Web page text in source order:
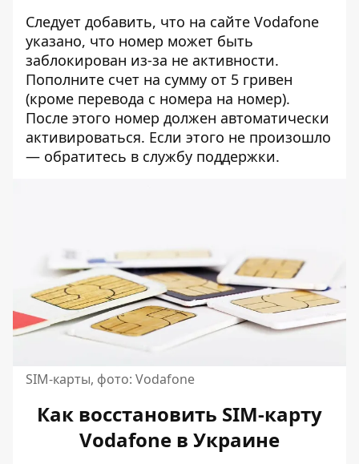
Следует добавить, что на сайте Vodafone
указано, что номер может быть
заблокирован из-за не активности.
Пополните счет на сумму от 5 гривен
(кроме перевода с номера на номер).
После этого номер должен автоматически
активироваться. Если этого не произошло
— обратитесь в службу поддержки.
SIM-карты, фото: Vodafone
Как восстановить SIM-карту
Vodafone в Украине